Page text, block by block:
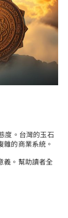
度。台灣的玉石
的商業系統。
義。幫助讀者全